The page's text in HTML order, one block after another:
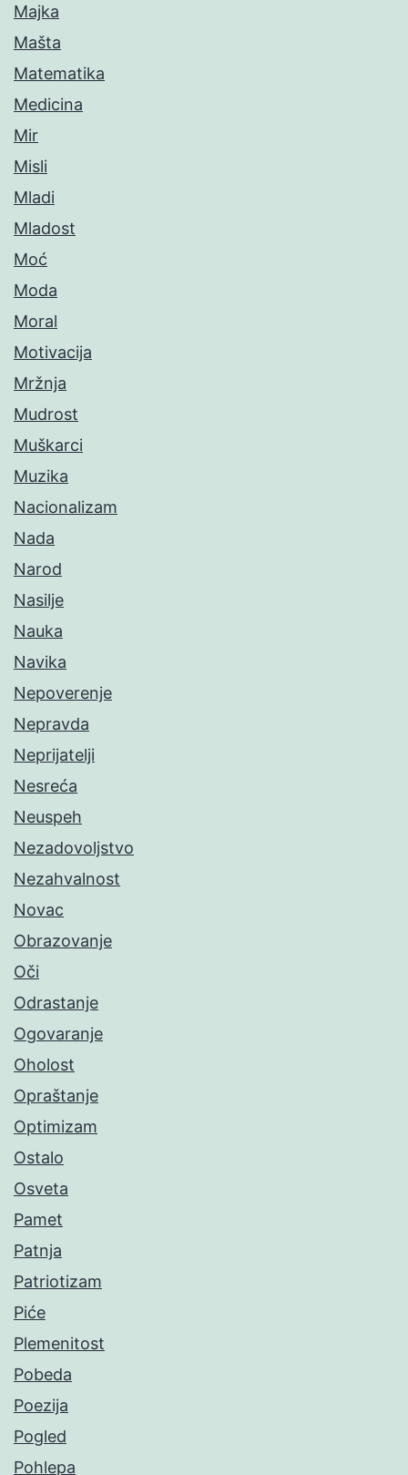
Majka
Mašta
Matematika
Medicina
Mir
Misli
Mladi
Mladost
Moć
Moda
Moral
Motivacija
Mržnja
Mudrost
Muškarci
Muzika
Nacionalizam
Nada
Narod
Nasilje
Nauka
Navika
Nepoverenje
Nepravda
Neprijatelji
Nesreća
Neuspeh
Nezadovoljstvo
Nezahvalnost
Novac
Obrazovanje
Oči
Odrastanje
Ogovaranje
Oholost
Opraštanje
Optimizam
Ostalo
Osveta
Pamet
Patnja
Patriotizam
Piće
Plemenitost
Pobeda
Poezija
Pogled
Pohlepa